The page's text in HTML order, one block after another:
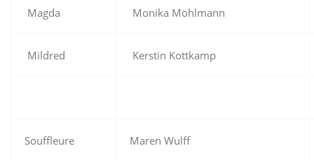
Magda Monika Möhlmann
Mildred Kerstin Kottkamp
Souffleure Maren Wulff